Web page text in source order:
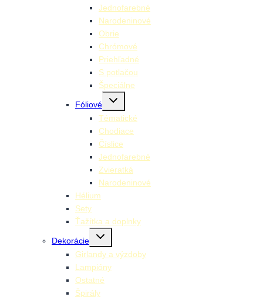
Jednofarebné
Narodeninové
Obrie
Chrómové
Priehľadné
S potlačou
Špeciálne
Fóliové
Toggle
menu
Tématické
Chodiace
Číslice
Jednofarebné
Zvieratká
Narodeninové
Hélium
Sety
Ťažítka a doplnky
Dekorácie
Toggle
menu
Girlandy a výzdoby
Lampióny
Ostatné
Špirály